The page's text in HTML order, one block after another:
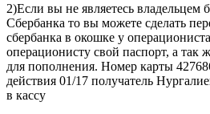
2)Если вы не являетесь владельцем
Сбербанка то вы можете сделать
сбербанка в окошке у
операционисту свой паспорт, а
для пополнения. Номер карты
действия 01/17 получатель
в кассу